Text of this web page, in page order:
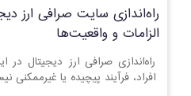
راه‌اندازی سایت صرافی ارز
الزامات و واقعیت‌ها
راه‌اندازی صرافی ارز دیجیتال در
افراد، فرآیند پیچیده یا غیرممکنی